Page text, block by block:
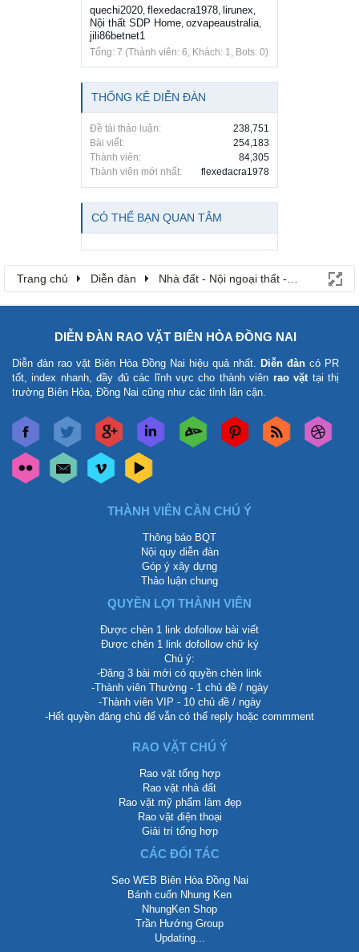
quechi2020, flexedacra1978, lirunex,
Nội thất SDP Home, ozvapeaustralia,
jili86betnet1
Tổng: 7 (Thành viên: 6, Khách: 1, Bots: 0)
THỐNG KÊ DIỄN ĐÀN
Đề tài thảo luận:
238,751
Bài viết:
254,183
Thành viên:
84,305
Thành viên mới nhất:
flexedacra1978
CÓ THỂ BẠN QUAN TÂM
Trang chủ Diễn đàn Nhà đất - Nội ngoại thất - Phương tiện
DIỄN ĐÀN RAO VẶT BIÊN HÒA ĐỒNG NAI
Diễn đàn rao vặt Biên Hòa Đồng Nai hiệu quả nhất. Diễn đàn có PR
tốt, index nhanh, đầy đủ các lĩnh vực cho thành viên rao vặttại thị
trường Biên Hòa, Đồng Nai cũng như các tỉnh lân cận.
THÀNH VIÊN CẦN CHÚ Ý
Thông báo BQT
Nội quy diễn đàn
Góp ý xây dựng
Thảo luận chung
QUYỀN LỢI THÀNH VIÊN
Được chèn 1 link dofollow bài viết
Được chèn 1 link dofollow chữ ký
Chú ý:
-Đăng 3 bài mới có quyền chèn link
-Thành viên Thường - 1 chủ đề / ngày
-Thành viên VIP - 10 chủ đề / ngày
-Hết quyền đăng chủ để vẫn có thể reply hoặc commment
RAO VẶT CHÚ Ý
Rao vặt tổng hợp
Rao vặt nhà đất
Rao vặt mỹ phẩm làm đẹp
Rao vặt điện thoại
Giải trí tổng hợp
CÁC ĐỐI TÁC
Seo WEB Biên Hòa Đồng Nai
Bánh cuốn Nhung Ken
NhungKen Shop
Trần Hướng Group
Updating...